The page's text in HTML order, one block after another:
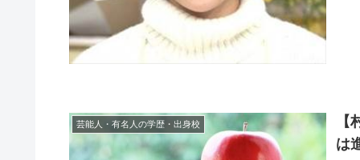
芸能人・有名人の学歴・出身校
は